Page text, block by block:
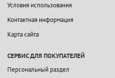
Условия использования
Контактная информация
Карта сайта
СЕРВИС ДЛЯ ПОКУПАТЕЛЕЙ
Персональный раздел